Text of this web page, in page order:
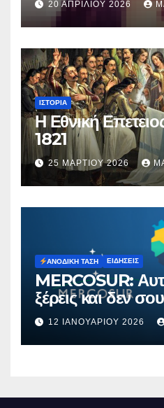
Μυρτούς
20 ΑΠΡΙΛΊΟΥ 2026
ΙΣΤΟΡΊΑ
Η Εθνική
1821
25 ΜΑΡΤΊΟΥ 2026
ΑΝΟΔΙΚΉ ΤΆΣΗ ΕΙΔΉΣΕΙΣ
MERCOSUR:
ξέρεις και δεν
12 ΙΑΝΟΥΑΡΊΟΥ 2026